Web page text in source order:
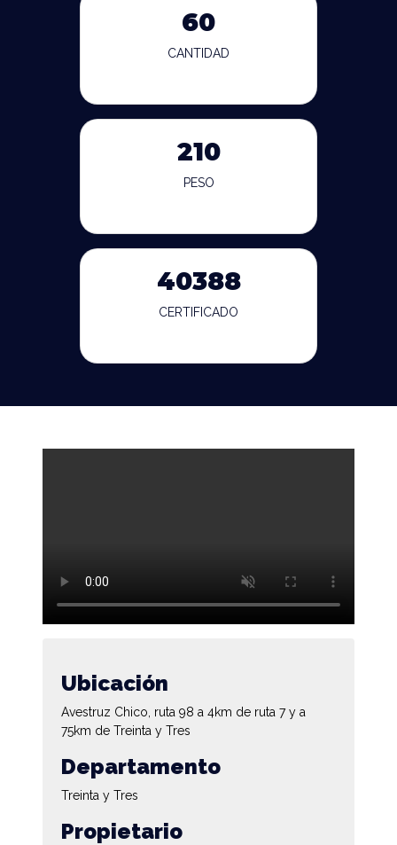
60
CANTIDAD
210
PESO
40388
CERTIFICADO
Ubicación
Avestruz Chico, ruta 98 a 4km de ruta 7 y a
75km de Treinta y Tres
Departamento
Treinta y Tres
Propietario